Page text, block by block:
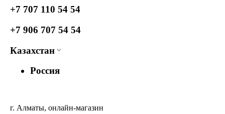
+7 707 110 54 54
+7 906 707 54 54
Казахстан
Россия
г. Алматы, онлайн-магазин